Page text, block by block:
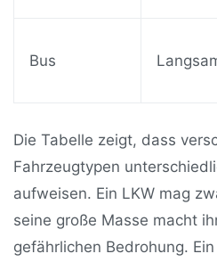
Bus
Die Tabelle zeigt, dass
Fahrzeugtypen
aufweisen. Ein LKW mag
seine große Masse macht
gefährlichen Bedrohung.